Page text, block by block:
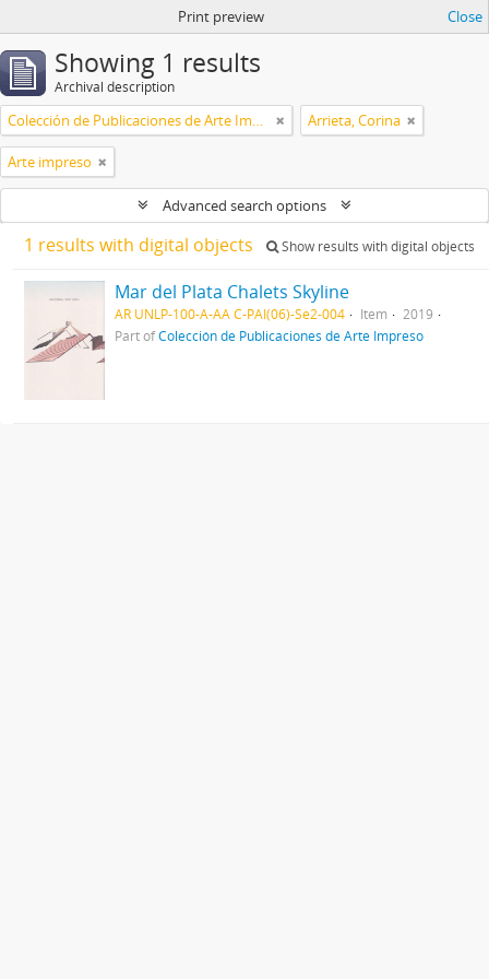
Print preview Close
Showing 1 results
Archival description
Colección de Publicaciones de Arte Impreso Arrieta, Corina
Arte impreso
Advanced search options
1 results with digital objects Show results with digital objects
Mar del Plata Chalets Skyline
AR UNLP-100-A-AA C-PAI(06)-Se2-004 Item
2019
Part ofColección de Publicaciones de Arte Impreso